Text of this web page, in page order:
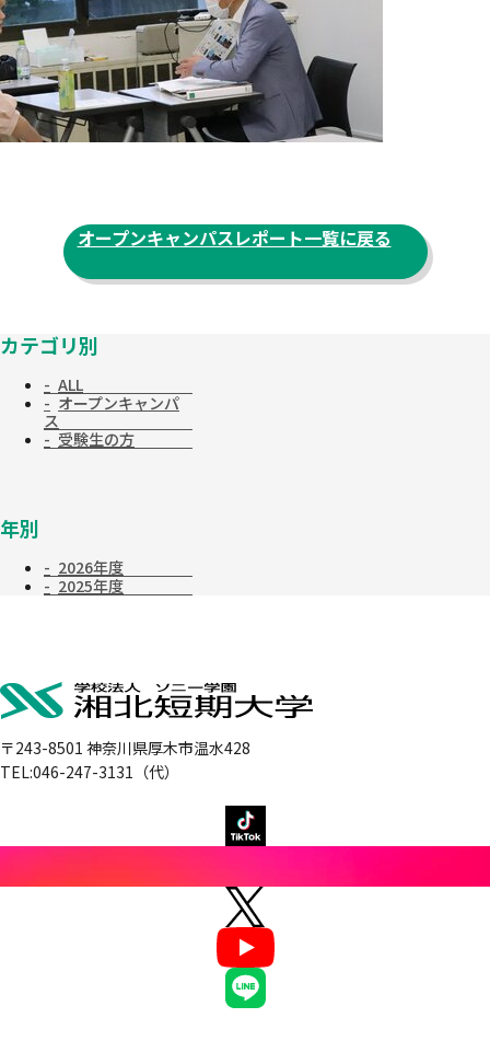
オープンキャンパスレポート一覧に戻る
カテゴリ別
ALL
オープンキャンパ
ス
受験生の方
年別
2026年度
2025年度
〒243-8501 神奈川県厚木市温水428
TEL:046-247-3131（代）
湘北短期大学Instagramアカウント
湘北短期大学Xアカウント
湘北短期大学YouTubeアカウント